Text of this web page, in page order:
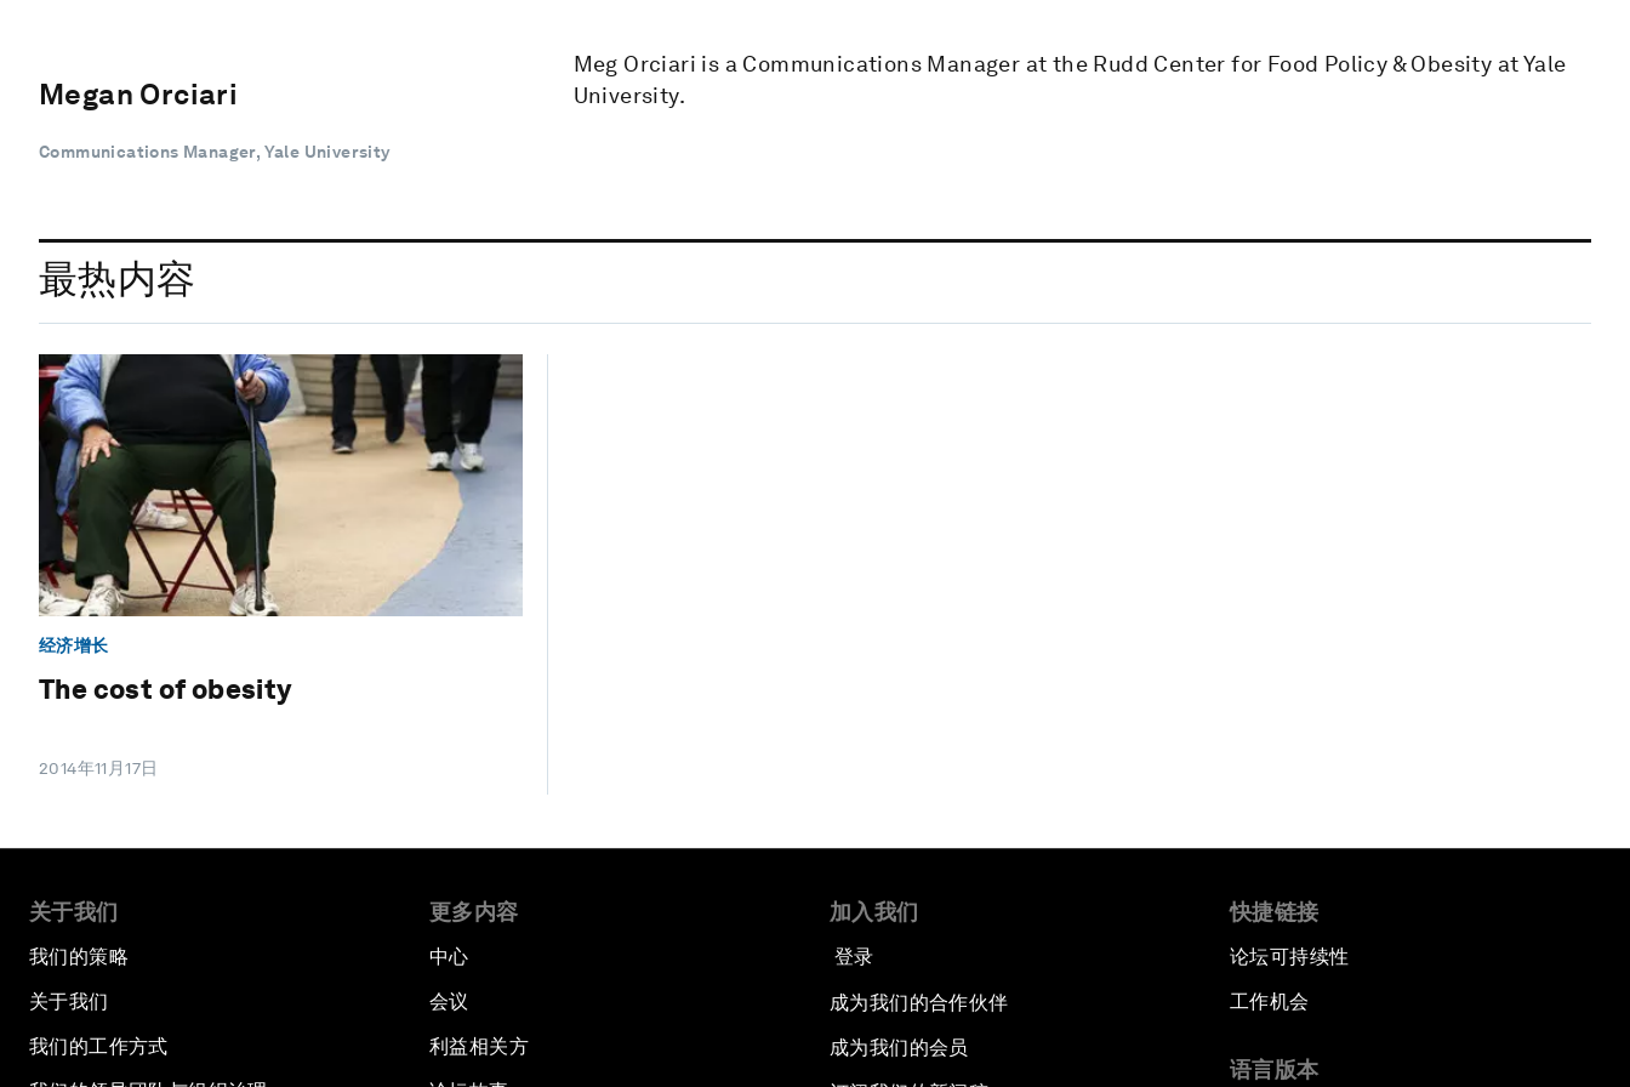
Megan Orciari
Communications Manager, Yale University
Meg Orciari is a Communications Manager at the Rudd Center for Food Policy & Obesity at Yale
University.
最热内容
经济增长
The cost of obesity
2014年11月17日
关于我们
我们的策略
关于我们
我们的工作方式
更多内容
中心
会议
利益相关方
加入我们
登录
成为我们的合作伙伴
成为我们的会员
快捷链接
论坛可持续性
工作机会
语言版本